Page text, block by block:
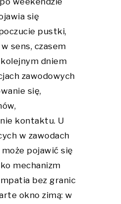
się
pustki,
sens, czasem
dniem
zawodowych
się,
kontaktu. U
w zawodach
pojawić się
mechanizm
bez granic
okno zimą: w